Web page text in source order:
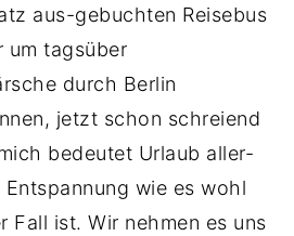
aus-gebuchten Reisebus
um tagsüber
durch Berlin
jetzt schon schreiend
bedeutet Urlaub aller-
wie es wohl
Fall ist. Wir nehmen es uns